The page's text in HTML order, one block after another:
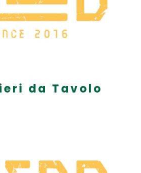
da Tavolo